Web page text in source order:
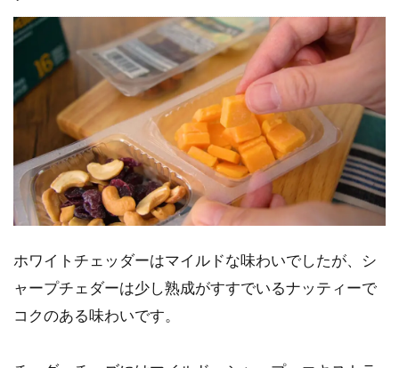
ホワイトチェッダーはマイルドな味わいでしたが、シ
ャープチェダーは少し熟成がすすでいるナッティーで
コクのある味わいです。